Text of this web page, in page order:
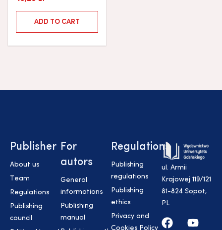
ADD TO CART
Publisher
About us
Team
Regulations
Publishing
council
For
autors
General
informations
Publishing
manual
Regulations
Publishing
regulations
Publishing
ethics
Privacy and
Cookies Policy
ul. Armii
Krajowej 119/121
81-824 Sopot,
PL